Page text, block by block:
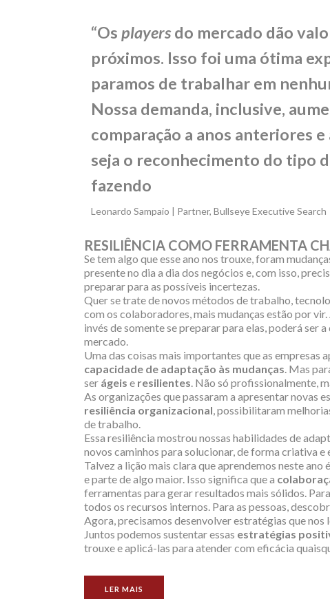
“Os players do mercado dão
próximos. Isso foi uma ótima
paramos de trabalhar em
Nossa demanda, inclusive,
comparação a anos anteriores
seja o reconhecimento do tipo
fazendo
Leonardo Sampaio | Partner, Bullseye Executive Search
RESILIÊNCIA COMO FERRAMENTA
Se tem algo que esse ano nos trouxe, foram
presente no dia a dia dos negócios e, com isso,
preparar para as possíveis incertezas.
Quer se trate de novos métodos de trabalho,
com os colaboradores, mais mudanças estão por
invés de somente se preparar para elas, poderá ser
mercado.
Uma das coisas mais importantes que as empresas
capacidade de adaptação às mudanças. Mas
ser ágeis e resilientes. Não só profissionalmente,
As organizações que passaram a apresentar novas
resiliência organizacional, possibilitaram
de trabalho.
Essa resiliência mostrou nossas habilidades de
novos caminhos para solucionar, de forma criativa e
Talvez a lição mais clara que aprendemos neste
e parte de algo maior. Isso significa que a
ferramentas para gerar resultados mais sólidos.
todos os recursos internos. Para as pessoas,
Agora, precisamos desenvolver estratégias que
Juntos podemos sustentar essas estratégias
trouxe e aplicá-las para atender com eficácia
LER MAIS